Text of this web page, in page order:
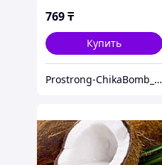
769₸
Купить
Prostrong-ChikaBomb_kz